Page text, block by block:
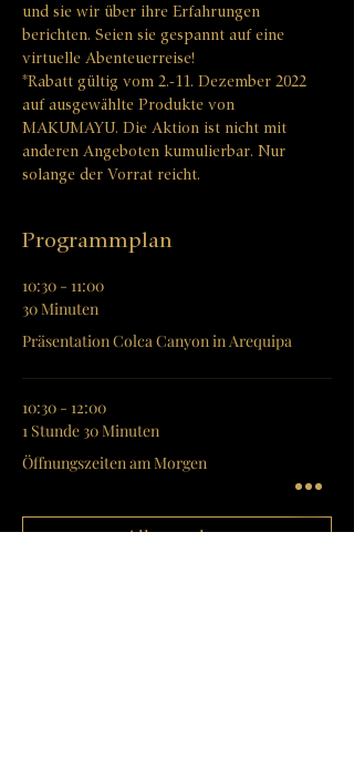
und sie wir über ihre Erfahrungen
berichten. Seien sie gespannt auf eine
virtuelle Abenteuerreise!
*Rabatt gültig vom 2.-11. Dezember 2022
auf ausgewählte Produkte von
MAKUMAYU. Die Aktion ist nicht mit
anderen Angeboten kumulierbar. Nur
solange der Vorrat reicht.
Programmplan
10:30 - 11:00
30 Minuten
Präsentation Colca Canyon in Arequipa
10:30 - 12:00
1 Stunde 30 Minuten
Öffnungszeiten am Morgen